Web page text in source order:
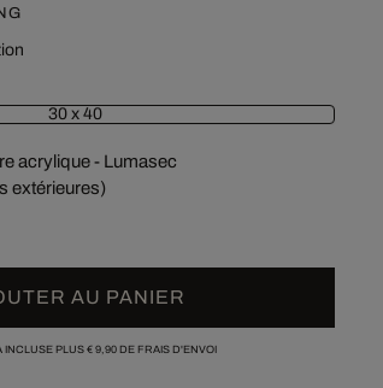
30 x 40
acrylique - Lumasec
extérieures)
AU PANIER
INCLUSE PLUS€ 9,90DE FRAIS D'ENVOI